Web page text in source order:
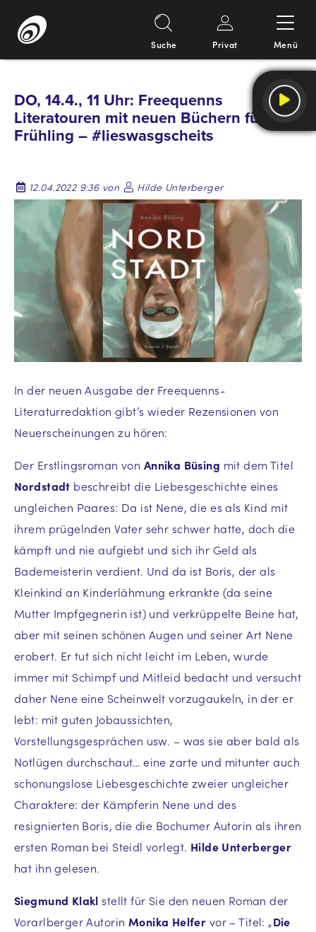
Inhalt
Suche Privat Menü
DO, 14.4., 11 Uhr: Freequenns
Literatouren mit neuen Büchern für den
Frühling – #lieswasgscheits
12.04.2022 9:36 von Hilde Unterberger
In der neuen Ausgabe der Freequenns-
Literaturredaktion gibt’s wieder Rezensionen von
Neuerscheinungen zu hören:
Der Erstlingsroman von Annika Büsing mit dem Titel
Nordstadt beschreibt die Liebesgeschichte eines
ungleichen Paares: Da ist Nene, die es als Kind mit
ihrem prügelnden Vater sehr schwer hatte, doch die
kämpft und nie aufgiebt und sich ihr Geld als
Bademeisterin verdient. Und da ist Boris, der als
Kleinkind an Kinderlähmung erkrankte (da seine
Mutter Impfgegnerin ist) und verkrüppelte Beine hat,
aber mit seinen schönen Augen und seiner Art Nene
erobert. Er tut sich nicht leicht im Leben, wurde
immer mit Schimpf und Mitleid bedacht und versucht
daher Nene eine Scheinwelt vorzugaukeln, in der er
lebt: mit guten Jobaussichten,
Vorstellungsgesprächen usw. – was sie aber bald als
Notlügen durchschaut… eine zarte und mitunter auch
schonungslose Liebesgeschichte zweier ungleicher
Charaktere: der Kämpferin Nene und des
resignierten Boris, die die Bochumer Autorin als ihren
ersten Roman bei Steidl vorlegt. Hilde Unterberger
hat ihn gelesen.
Siegmund Klakl stellt für Sie den neuen Roman der
Vorarlberger Autorin Monika Helfer vor – Titel: „Die